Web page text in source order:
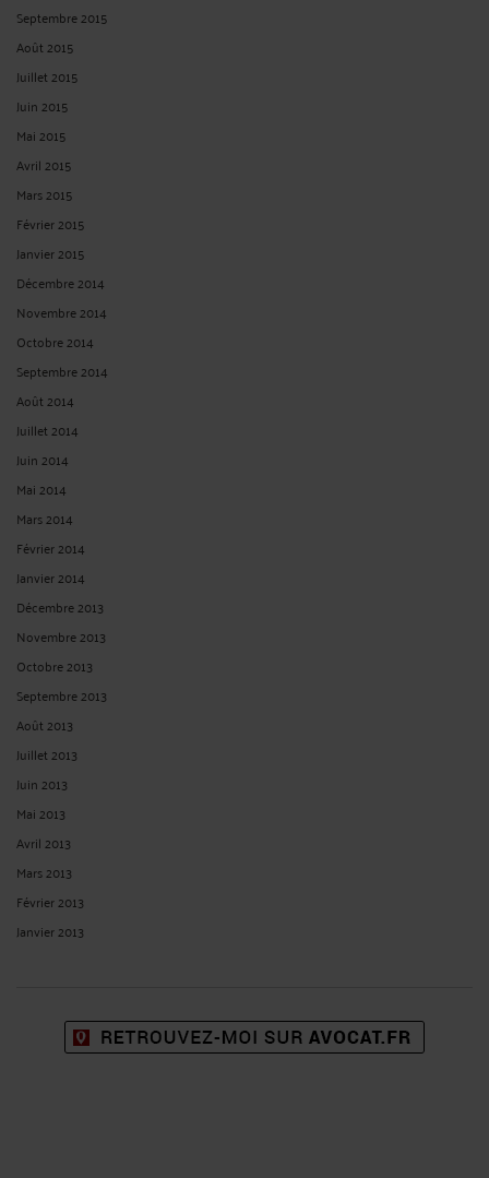
Septembre 2015
Août 2015
Juillet 2015
Juin 2015
Mai 2015
Avril 2015
Mars 2015
Février 2015
Janvier 2015
Décembre 2014
Novembre 2014
Octobre 2014
Septembre 2014
Août 2014
Juillet 2014
Juin 2014
Mai 2014
Mars 2014
Février 2014
Janvier 2014
Décembre 2013
Novembre 2013
Octobre 2013
Septembre 2013
Août 2013
Juillet 2013
Juin 2013
Mai 2013
Avril 2013
Mars 2013
Février 2013
Janvier 2013